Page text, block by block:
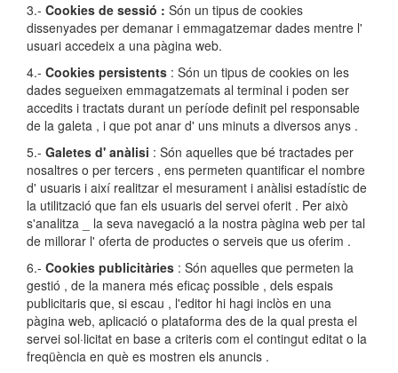
3.- Cookies de sessió : Són un tipus de cookies
dissenyades per demanar i emmagatzemar dades mentre l'
usuari accedeix a una pàgina web.
4.- Cookies persistents : Són un tipus de cookies on les
dades segueixen emmagatzemats al terminal i poden ser
accedits i tractats durant un període definit pel responsable
de la galeta , i que pot anar d' uns minuts a diversos anys .
5.- Galetes d' anàlisi : Són aquelles que bé tractades per
nosaltres o per tercers , ens permeten quantificar el nombre
d' usuaris i així realitzar el mesurament i anàlisi estadístic de
la utilització que fan els usuaris del servei oferit . Per això
s'analitza _ la seva navegació a la nostra pàgina web per tal
de millorar l' oferta de productes o serveis que us oferim .
6.- Cookies publicitàries : Són aquelles que permeten la
gestió , de la manera més eficaç possible , dels espais
publicitaris que, si escau , l'editor hi hagi inclòs en una
pàgina web, aplicació o plataforma des de la qual presta el
servei sol·licitat en base a criteris com el contingut editat o la
freqüència en què es mostren els anuncis .